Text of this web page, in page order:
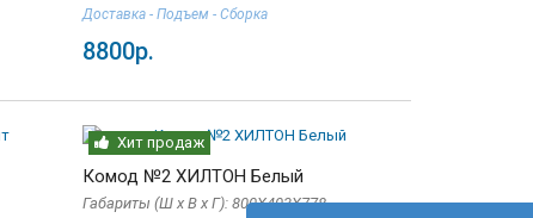
Доставка - Подъем - Сборка
8800р.
Хит продаж
Комод №2 ХИЛТОН Белый
Габариты (Ш x В x Г): 800Х403Х778